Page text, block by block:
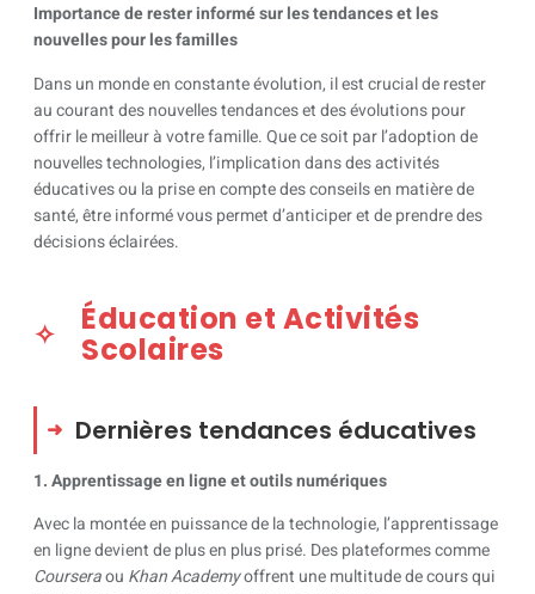
Importance de rester informé sur les tendances et les
nouvelles pour les familles
Dans un monde en constante évolution, il est crucial de rester
au courant des nouvelles tendances et des évolutions pour
offrir le meilleur à votre famille. Que ce soit par l’adoption de
nouvelles technologies, l’implication dans des activités
éducatives ou la prise en compte des conseils en matière de
santé, être informé vous permet d’anticiper et de prendre des
décisions éclairées.
Éducation et Activités
Scolaires
Dernières tendances éducatives
1. Apprentissage en ligne et outils numériques
Avec la montée en puissance de la technologie, l’apprentissage
en ligne devient de plus en plus prisé. Des plateformes comme
Courseraou Khan Academyoffrent une multitude de cours qui